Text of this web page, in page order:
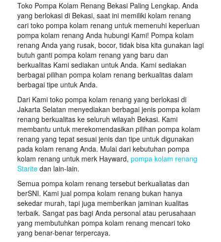
Toko Pompa Kolam Renang Bekasi Paling Lengkap. Anda
yang berlokasi di Bekasi, saat ini memiliki kolam renang
cari toko pompa kolam renang untuk memenuhi keperluan
pompa kolam renang Anda hubungi Kami! Pompa kolam
renang Anda yang rusak, bocor, tidak bisa kita gunakan lagi
butuh ganti pompa kolam renang yang baru dan
berkualitas Kami sediakan untuk Anda. Kami sediakan
berbagai pilihan pompa kolam renang berkualitas dalam
berbagai tipe untuk Anda.
Dari Kami toko pompa kolam renang yang berlokasi di
Jakarta Selatan menyediakan berbagai jenis pompa kolam
renang berkualitas ke seluruh wilayah Bekasi. Kami
membantu untuk merekomendasikan pilihan pompa kolam
renang yang tepat sesuai jenis dan tipe untuk digunakan
pada kolam renang Anda. Mulai dari kebutuhan pompa
kolam renang untuk merk Hayward, pompa kolam renang
Starite dan lain-lain.
Semua pompa kolam renang tersebut berkualiatas dan
berSNI. Kami jual pompa kolam renang bukan hanya
sekedar murah, tapi juga memberikan jaminan kualitas
terbaik. Sangat pas bagi Anda personal atau perusahaan
yang membutuhkan pompa kolam renang mencari toko
yang benar-benar terpercaya.